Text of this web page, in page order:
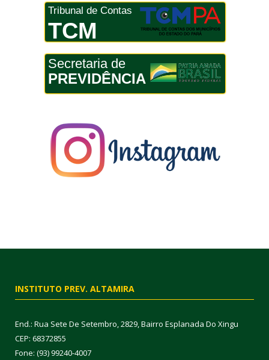
Tribunal de Contas
TCM
Secretaria de
PREVIDÊNCIA
INSTITUTO PREV. ALTAMIRA
End.: Rua Sete De Setembro, 2829, Bairro Esplanada Do Xingu
CEP: 68372855
Fone: (93) 99240-4007